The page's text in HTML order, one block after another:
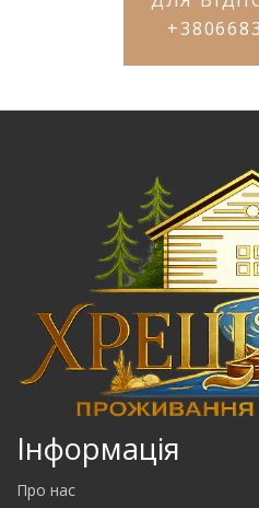
Інформація
Про нас